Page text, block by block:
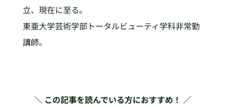
立、現在に至る。
東亜大学芸術学部トータルビューティ学科非常勤
講師。
＼ この記事を読んでいる方におすすめ！ ／